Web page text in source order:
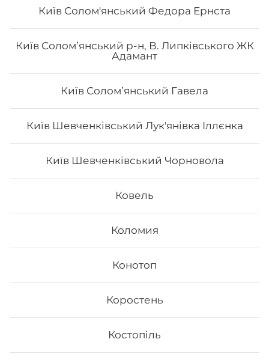
Київ Солом'янський Федора Ернста
Київ Солом’янський р-н, В. Липківського ЖК
Адамант
Київ Соломʼянський Гавела
Київ Шевченківський Лук'янівка Іллєнка
Київ Шевченківський Чорновола
Ковель
Коломия
Конотоп
Коростень
Костопіль
Філадельфія з лососем
Вага: 270 г Склад: норі, рис, сир філа, огірок, лосось
Філадельфія класична з лососем